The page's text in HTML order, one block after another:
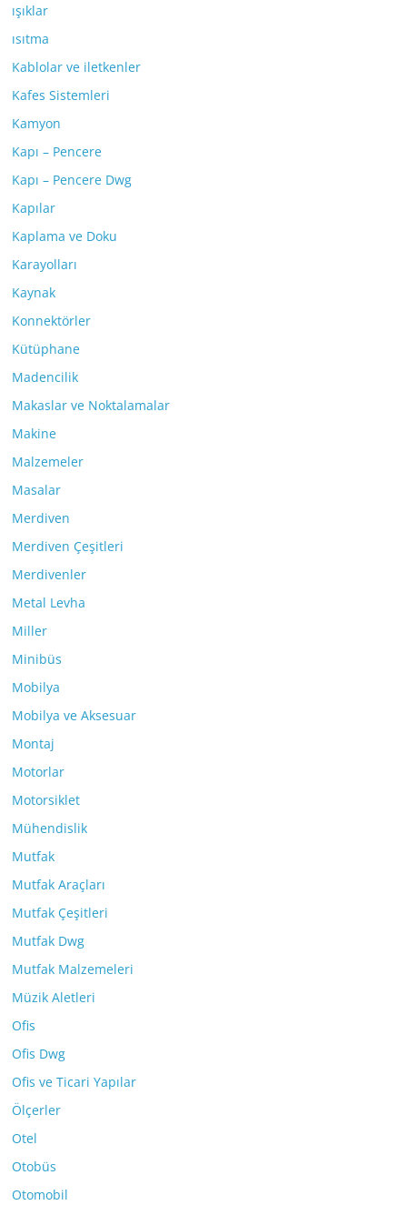
ışıklar
ısıtma
Kablolar ve iletkenler
Kafes Sistemleri
Kamyon
Kapı – Pencere
Kapı – Pencere Dwg
Kapılar
Kaplama ve Doku
Karayolları
Kaynak
Konnektörler
Kütüphane
Madencilik
Makaslar ve Noktalamalar
Makine
Malzemeler
Masalar
Merdiven
Merdiven Çeşitleri
Merdivenler
Metal Levha
Miller
Minibüs
Mobilya
Mobilya ve Aksesuar
Montaj
Motorlar
Motorsiklet
Mühendislik
Mutfak
Mutfak Araçları
Mutfak Çeşitleri
Mutfak Dwg
Mutfak Malzemeleri
Müzik Aletleri
Ofis
Ofis Dwg
Ofis ve Ticari Yapılar
Ölçerler
Otel
Otobüs
Otomobil